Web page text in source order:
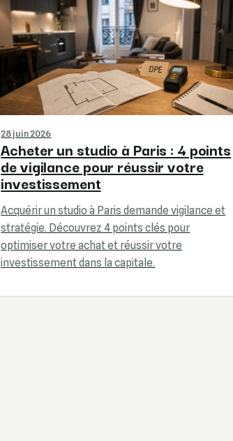
Acheter un studio à Paris : 4 points
de vigilance pour réussir votre
investissement
28 juin 2026
Acquérir un studio à Paris demande vigilance et
stratégie. Découvrez 4 points clés pour
optimiser votre achat et réussir votre
investissement dans la capitale.